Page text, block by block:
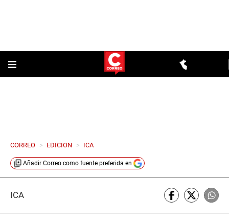
CORREO > EDICION > ICA
Añadir Correo como fuente preferida en
ICA